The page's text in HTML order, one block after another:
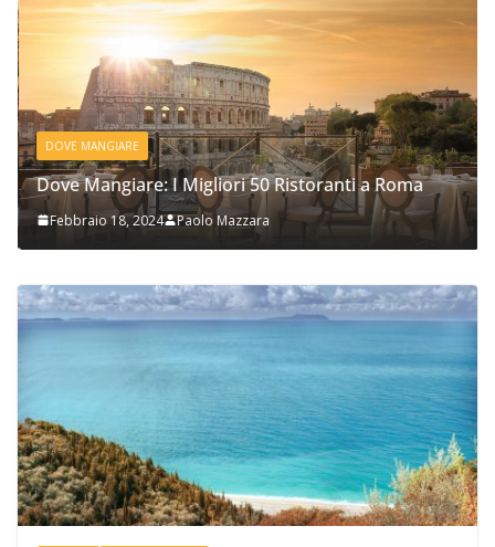
DOVE MANGIARE
Dove Mangiare: I Migliori 50 Ristoranti a Roma
Febbraio 18, 2024 Paolo Mazzara